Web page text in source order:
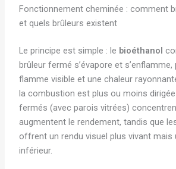
Fonctionnement cheminée : comment
et quels brûleurs existent
Le principe est simple : le bioéthanol
brûleur fermé s’évapore et
flamme visible et une chaleur
la combustion est plus ou moins
fermés (avec parois vitrées)
augmentent le rendement, tandis que
offrent un rendu visuel plus vivant mais
inférieur.